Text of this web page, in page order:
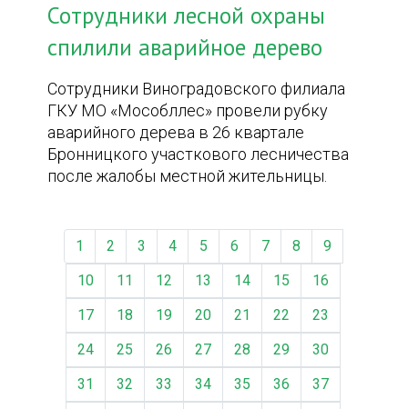
Сотрудники лесной охраны
спилили аварийное дерево
Сотрудники Виноградовского филиала
ГКУ МО «Мособллес» провели рубку
аварийного дерева в 26 квартале
Бронницкого участкового лесничества
после жалобы местной жительницы.
1 2 3 4 5 6 7 8
9
10
11 12 13 14 15
16
17
18 19 20 21 22
23
24
25 26 27 28 29
30
31
32 33 34 35 36
37